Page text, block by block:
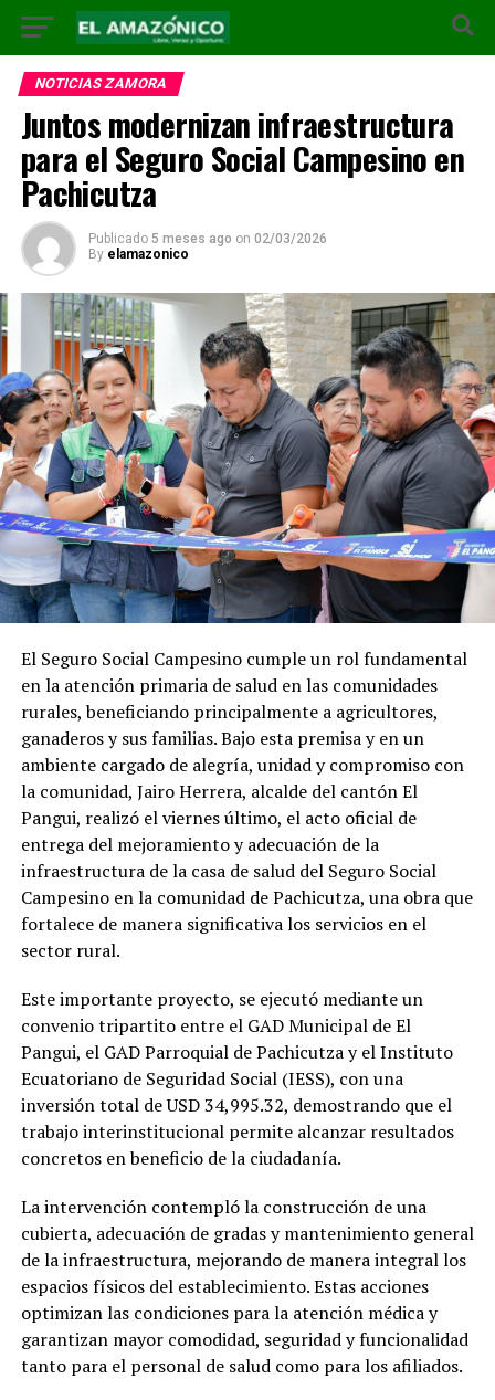
NOTICIAS ZAMORA
Juntos modernizan infraestructura
para el Seguro Social Campesino en
Pachicutza
Publicado 5 meses ago on 02/03/2026
By elamazonico
El Seguro Social Campesino cumple un rol fundamental
en la atención primaria de salud en las comunidades
rurales, beneficiando principalmente a agricultores,
ganaderos y sus familias. Bajo esta premisa y en un
ambiente cargado de alegría, unidad y compromiso con
la comunidad, Jairo Herrera, alcalde del cantón El
Pangui, realizó el viernes último, el acto oficial de
entrega del mejoramiento y adecuación de la
infraestructura de la casa de salud del Seguro Social
Campesino en la comunidad de Pachicutza, una obra que
fortalece de manera significativa los servicios en el
sector rural.
Este importante proyecto, se ejecutó mediante un
convenio tripartito entre el GAD Municipal de El
Pangui, el GAD Parroquial de Pachicutza y el Instituto
Ecuatoriano de Seguridad Social (IESS), con una
inversión total de USD 34,995.32, demostrando que el
trabajo interinstitucional permite alcanzar resultados
concretos en beneficio de la ciudadanía.
La intervención contempló la construcción de una
cubierta, adecuación de gradas y mantenimiento general
de la infraestructura, mejorando de manera integral los
espacios físicos del establecimiento. Estas acciones
optimizan las condiciones para la atención médica y
garantizan mayor comodidad, seguridad y funcionalidad
tanto para el personal de salud como para los afiliados.